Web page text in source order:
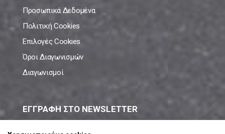
Προσωπικά Δεδομένα
Πολιτική Cookies
Επιλογές Cookies
Όροι Διαγωνισμών
Διαγωνισμοί
ΕΓΓΡΑΦΗ ΣΤΟ NEWSLETTER